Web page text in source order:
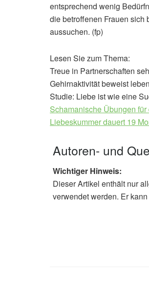
entsprechend wenig
die betroffenen Frauen sich
aussuchen. (fp)
Lesen Sie zum Thema:
Treue in Partnerschaften
Gehirnaktivität beweist
Studie: Liebe ist wie eine
Schamanische Übungen
Liebeskummer dauert 19
Autoren- und
Wichtiger Hinweis:
Dieser Artikel enthält nur
verwendet werden. Er